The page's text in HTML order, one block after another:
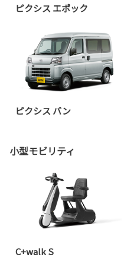
ピクシス エポック
ピクシス バン
小型モビリティ
C+walk S